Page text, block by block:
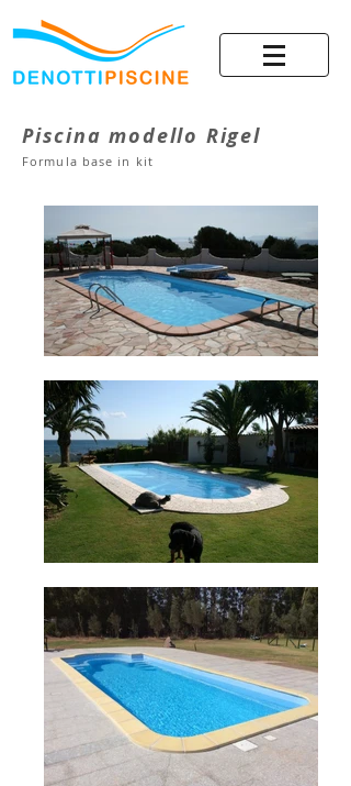
Piscina modello Rigel
Formula base in kit